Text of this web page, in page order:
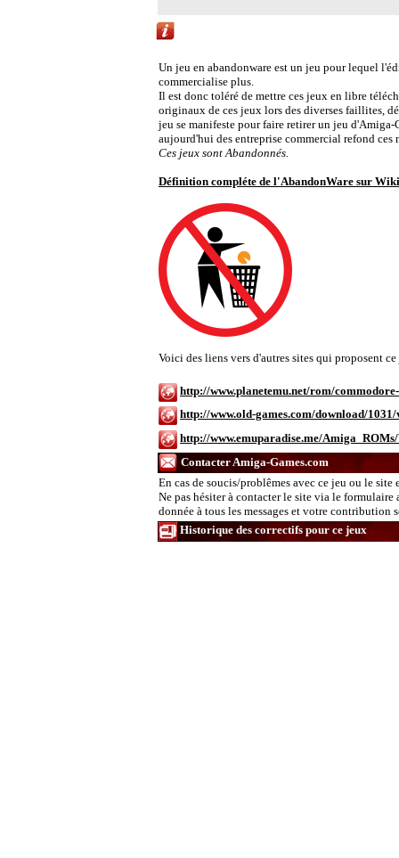
Un jeu en abandonware est un jeu pour lequel
commercialise plus.
Il est donc toléré de mettre ces jeux en libre
originaux de ces jeux lors des diverses faillites,
jeu se manifeste pour faire retirer un jeu
aujourd'hui des entreprise commercial refond
Ces jeux sont Abandonnés.
Définition compléte de l'AbandonWare sur
Voici des liens vers d'autres sites qui proposent
http://www.planetemu.net/rom/
http://www.old-games.com/download/
http://www.emuparadise.me/
Contacter Amiga-Games.com
En cas de soucis/problêmes avec ce jeu ou le site
Ne pas hésiter à contacter le site via le
donnée à tous les messages et votre contribution
Historique des correctifs pour ce jeux